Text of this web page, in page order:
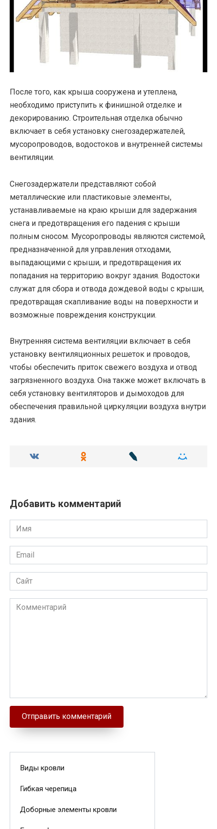
После того, как крыша сооружена и утеплена,
необходимо приступить к финишной отделке и
декорированию. Строительная отделка обычно
включает в себя установку снегозадержателей,
мусоропроводов, водостоков и внутренней системы
вентиляции.
Снегозадержатели представляют собой
металлические или пластиковые элементы,
устанавливаемые на краю крыши для задержания
снега и предотвращения его падения с крыши
полным сносом. Мусоропроводы являются системой,
предназначенной для управления отходами,
выпадающими с крыши, и предотвращения их
попадания на территорию вокруг здания. Водостоки
служат для сбора и отвода дождевой воды с крыши,
предотвращая скапливание воды на поверхности и
возможные повреждения конструкции.
Внутренняя система вентиляции включает в себя
установку вентиляционных решеток и проводов,
чтобы обеспечить приток свежего воздуха и отвод
загрязненного воздуха. Она также может включать в
себя установку вентиляторов и дымоходов для
обеспечения правильной циркуляции воздуха внутри
здания.
Добавить комментарий
Имя
Email
Сайт
Комментарий
Виды кровли
Гибкая черепица
Доборные элементы кровли